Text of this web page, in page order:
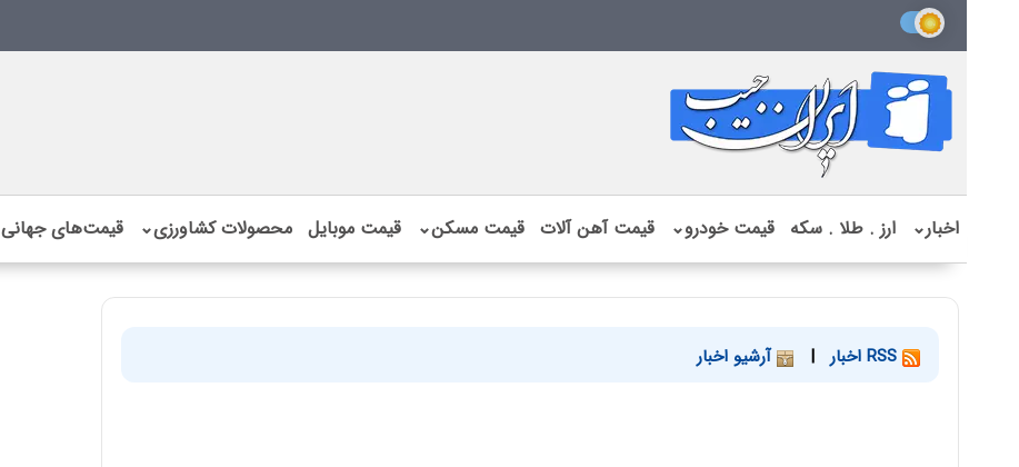
اخبار⌄ ارز . طلا . سکه قیمت خودرو⌄ قیمت آهن آلات قیمت مسکن⌄ قیمت موبایل محصولات کشاورزی⌄ قیمت‌های جهانی
| آرشیو اخبار